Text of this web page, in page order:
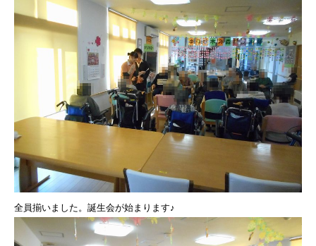
全員揃いました。誕生会が始まります♪